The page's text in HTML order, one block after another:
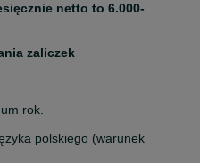
netto to 6.000-
zaliczek
rok.
polskiego (warunek